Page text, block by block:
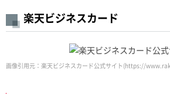
楽天ビジネスカード
画像引用元：楽天ビジネスカード公式サイト(https://